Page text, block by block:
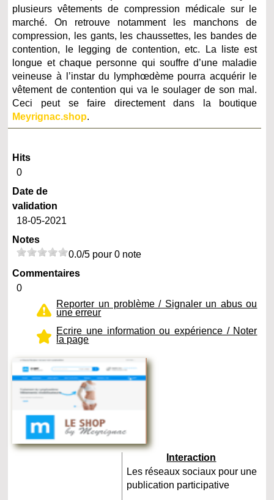
plusieurs vêtements de compression médicale sur le
marché. On retrouve notamment les manchons de
compression, les gants, les chaussettes, les bandes de
contention, le legging de contention, etc. La liste est
longue et chaque personne qui souffre d’une maladie
veineuse à l’instar du lymphœdème pourra acquérir le
vêtement de contention qui va le soulager de son mal.
Ceci peut se faire directement dans la boutique
Meyrignac.shop.
Hits
0
Date de
validation
18-05-2021
Notes
0.0/5 pour 0 note
Commentaires
0
Reporter un problème / Signaler un abus ou
une erreur
Ecrire une information ou expérience / Noter
la page
Interaction
Les réseaux sociaux pour une
publication participative